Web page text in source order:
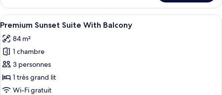
Sunset
Suite
With
Sea
View
Swim
Up
Sunset
With
Sea
Afficher
toutes
les
photos
pour
ce
type
Premium Sunset Suite With Balcony
7
Premium Sunset Suite With Balcony
84 m²
1 chambre
3 personnes
1 très grand lit
Wi-Fi gratuit